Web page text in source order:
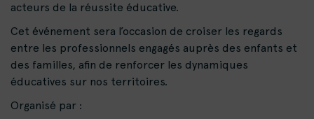
acteurs de la réussite éducative.
Cet événement sera l’occasion de croiser les regards
entre les professionnels engagés auprès des enfants et
des familles, afin de renforcer les dynamiques
éducatives sur nos territoires.
Organisé par :